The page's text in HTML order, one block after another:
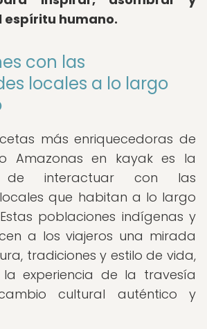
espíritu humano.
con las
locales a lo largo
más enriquecedoras de
Amazonas en kayak es la
de interactuar con las
que habitan a lo largo
poblaciones indígenas y
a los viajeros una mirada
tradiciones y estilo de vida,
la experiencia de la travesía
cultural auténtico y